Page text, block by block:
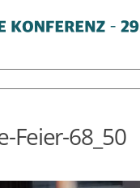
Feier-68_50